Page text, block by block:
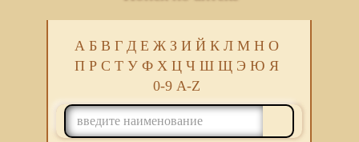
А Б В Г Д Е Ж З И Й К Л М Н О
П Р С Т У Ф Х Ц Ч Ш Щ Э Ю Я
0-9 A-Z